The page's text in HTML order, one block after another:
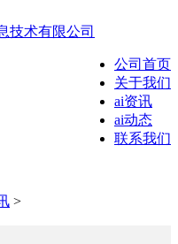
公司首页
关于我们
ai资讯
ai动态
联系我们
>